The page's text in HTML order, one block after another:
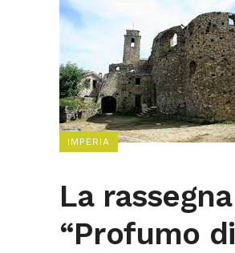
IMPERIA
La rassegna
“Profumo di